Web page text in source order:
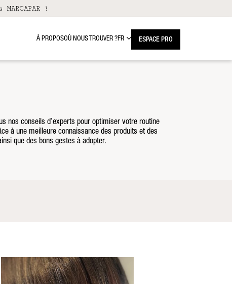
!
À PROPOSOÙ NOUS TROUVER ?FR ESPACE PRO
nos conseils d’experts pour optimiser votre routine
à une meilleure connaissance des produits et des
que des bons gestes à adopter.